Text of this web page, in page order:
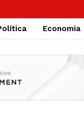
Economia